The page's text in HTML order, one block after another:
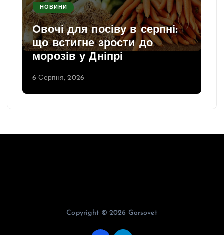
НОВИНИ
Овочі для посіву в серпні:
що встигне зрости до
морозів у Дніпрі
6 Серпня, 2026
Copyright © 2026 Gorsovet